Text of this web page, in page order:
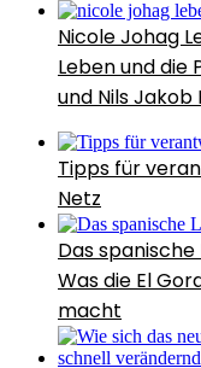
Nicole Johag
Leben und die
und Nils Jakob
Tipps für
Netz
Das
Was die El
macht